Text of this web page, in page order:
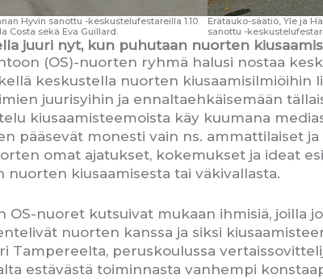
Hyvin sanottu -keskustelufestareilla 1.10.
Costa sekä Eva Guillard.
Erätauko-säätiö, Yle ja
sanottu -
juuri nyt, kun puhutaan nuorten
(OS)-nuorten ryhmä halusi nostaa
keskustella nuorten kiusaamisilmiöihin
juurisyihin ja ennaltaehkäisemään
kiusaamisteemoista käy kuumana
pääsevät monesti vain ns. ammattilaiset
omat ajatukset, kokemukset ja ideat
nuorten kiusaamisesta tai väkivallasta.
OS-nuoret kutsuivat mukaan ihmisiä, joilla
nuorten kanssa ja siksi
Tampereelta, peruskoulussa
estävästä toiminnasta vanhempi